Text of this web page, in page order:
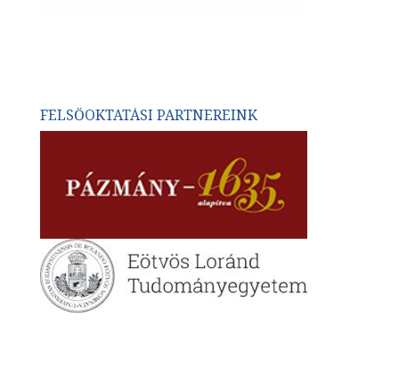
FELSŐOKTATÁSI PARTNEREINK